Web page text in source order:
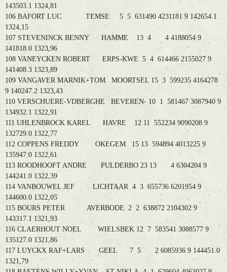
143503.1 1324,81
106 BAFORT LUC TEMSE 5 5 631490 4231181 9 142654.1
1324,15
107 STEVENINCK BENNY HAMME 13 4 4 4188054 9
141818.0 1323,96
108 VANEYCKEN ROBERT ERPS-KWE 5 4 614466 2155027 9
141408.3 1323,89
109 VANGAVER MARNIK+TOM MOORTSEL 15 3 599235 4164278
9 140247.2 1323,43
110 VERSCHUERE-VDBERGHE BEVEREN- 10 1 581467 3087940 9
134932.1 1322,91
111 UHLENBROCK KAREL HAVRE 12 11 552234 9090208 9
132729.0 1322,77
112 COPPENS FREDDY OKEGEM 15 13 594894 4013225 9
135947.0 1322,61
113 ROODHOOFT ANDRE PULDERBO 23 13 4 6304204 9
144241.0 1322,39
114 VANBOUWEL JEF LICHTAAR 4 3 655736 6201954 9
144600.0 1322,05
115 BOURS PETER AVERBODE 2 2 638872 2104302 9
143317.1 1321,93
116 CLAERHOUT NOEL WIELSBEK 12 7 583541 3088577 9
135127.0 1321,86
117 LUYCKX RAF+LARS GEEL 7 5 2 6085936 9 144451.0
1321,79